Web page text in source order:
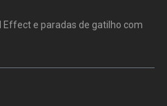
Effect e paradas de gatilho com